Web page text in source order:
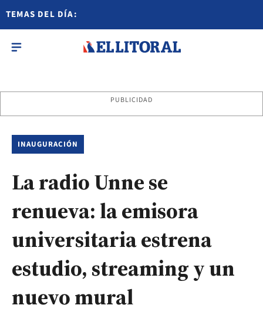
TEMAS DEL DÍA:
PUBLICIDAD
INAUGURACIÓN
La radio Unne se
renueva: la emisora
universitaria estrena
estudio, streaming y un
nuevo mural